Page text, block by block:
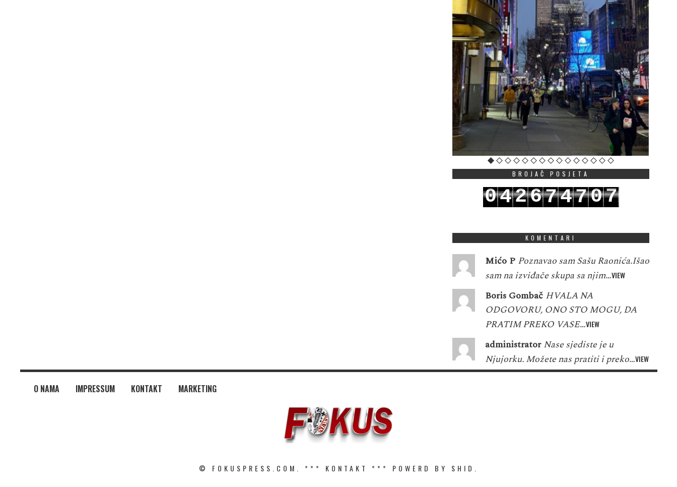
BROJAČ POSJETA
042674707
KOMENTARI
Mićo P Poznavao sam Sašu Raonića.Išao
sam na izviđače skupa sa njim…VIEW
Boris Gombač HVALA NA
ODGOVORU, ONO STO MOGU, DA
PRATIM PREKO VASE…VIEW
administrator Nase sjediste je u
Njujorku. Možete nas pratiti i preko…VIEW
O NAMA IMPRESSUM KONTAKT MARKETING
© FOKUSPRESS.COM. *** KONTAKT *** POWERD BY SHID.